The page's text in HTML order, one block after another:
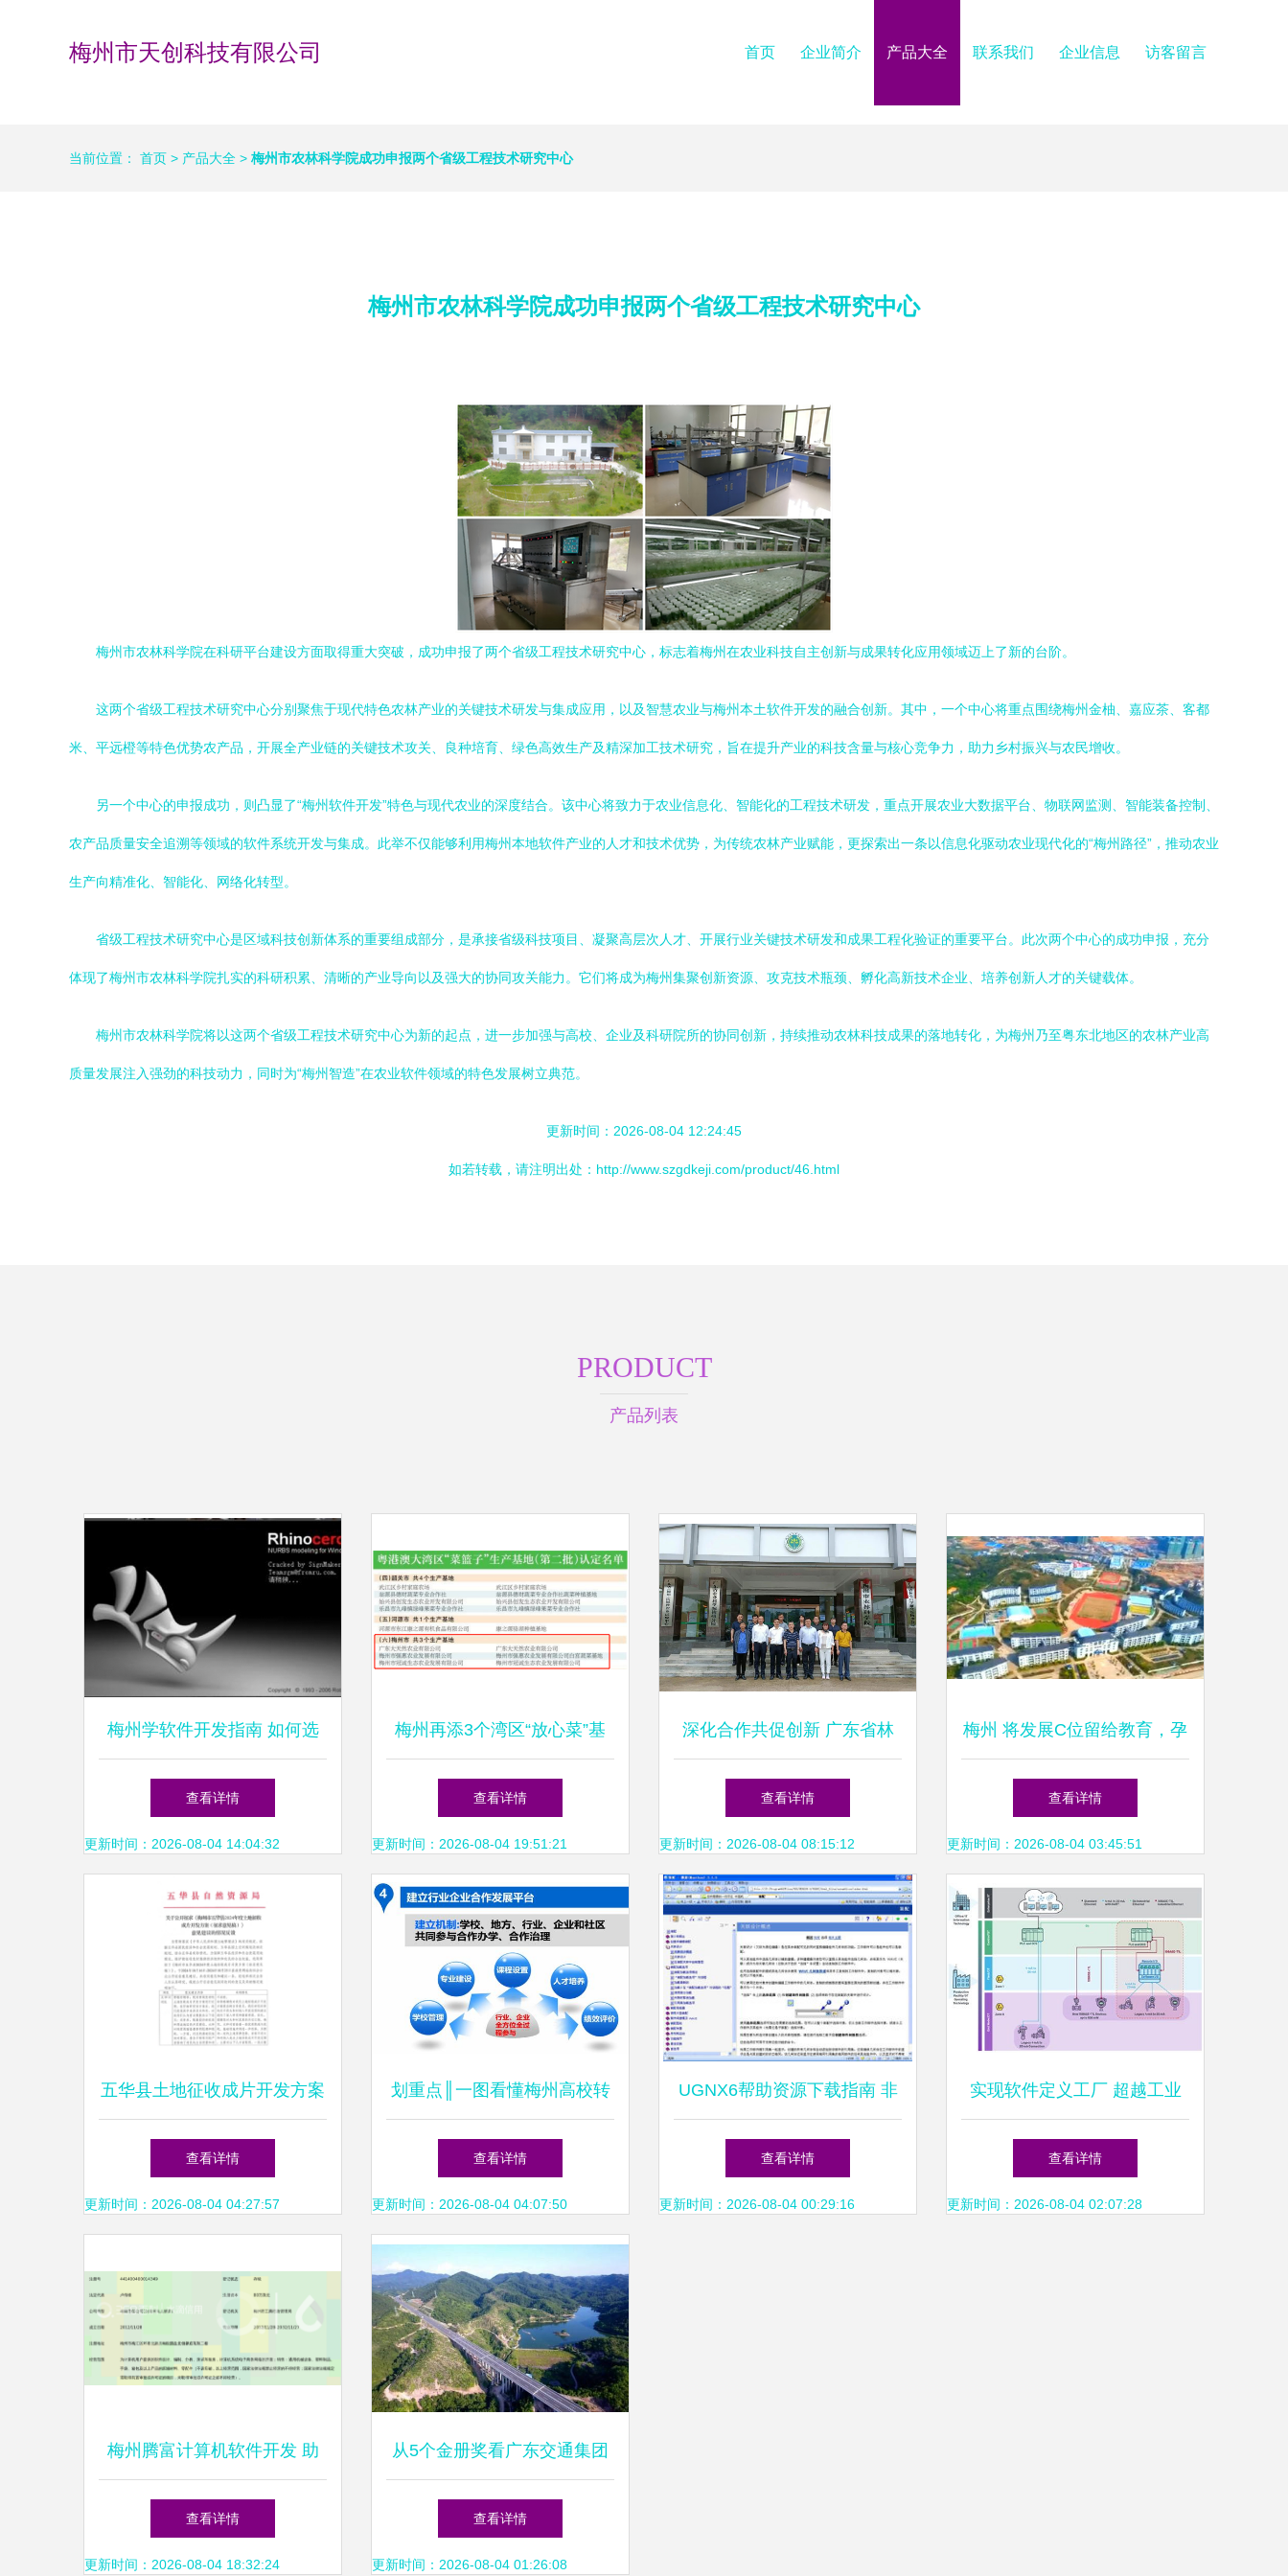
梅州市天创科技有限公司 首页 企业简介 产品大全 联系我们 企业信息 访客留言
当前位置： 首页 > 产品大全 > 梅州市农林科学院成功申报两个省级工程技术研究中心
梅州市农林科学院成功申报两个省级工程技术研究中心
梅州市农林科学院在科研平台建设方面取得重大突破，成功申报了两个省级工程技术研究中心，标志着梅州在农业科技自主创新与成果转化应用领域迈上了新的台阶。
这两个省级工程技术研究中心分别聚焦于现代特色农林产业的关键技术研发与集成应用，以及智慧农业与梅州本土软件开发的融合创新。其中，一个中心将重点围绕梅州金柚、嘉应茶、客都
米、平远橙等特色优势农产品，开展全产业链的关键技术攻关、良种培育、绿色高效生产及精深加工技术研究，旨在提升产业的科技含量与核心竞争力，助力乡村振兴与农民增收。
另一个中心的申报成功，则凸显了“梅州软件开发”特色与现代农业的深度结合。该中心将致力于农业信息化、智能化的工程技术研发，重点开展农业大数据平台、物联网监测、智能装备控制、
农产品质量安全追溯等领域的软件系统开发与集成。此举不仅能够利用梅州本地软件产业的人才和技术优势，为传统农林产业赋能，更探索出一条以信息化驱动农业现代化的“梅州路径”，推动农业
生产向精准化、智能化、网络化转型。
省级工程技术研究中心是区域科技创新体系的重要组成部分，是承接省级科技项目、凝聚高层次人才、开展行业关键技术研发和成果工程化验证的重要平台。此次两个中心的成功申报，充分
体现了梅州市农林科学院扎实的科研积累、清晰的产业导向以及强大的协同攻关能力。它们将成为梅州集聚创新资源、攻克技术瓶颈、孵化高新技术企业、培养创新人才的关键载体。
梅州市农林科学院将以这两个省级工程技术研究中心为新的起点，进一步加强与高校、企业及科研院所的协同创新，持续推动农林科技成果的落地转化，为梅州乃至粤东北地区的农林产业高
质量发展注入强劲的科技动力，同时为“梅州智造”在农业软件领域的特色发展树立典范。
更新时间：2026-08-04 12:24:45
如若转载，请注明出处：http://www.szgdkeji.com/product/46.html
PRODUCT
产品列表
梅州学软件开发指南 如何选
择APP开发培训？
查看详情
更新时间：2026-08-04 14:04:32
梅州再添3个湾区“放心菜”基
地，总数达11家助力食品安全
查看详情
更新时间：2026-08-04 19:51:21
深化合作共促创新 广东省林
业科学研究院李小川院长一行
赴梅州市农林科学院调研座谈
查看详情
更新时间：2026-08-04 08:15:12
梅州 将发展C位留给教育，孕
育腾飞新引擎
查看详情
更新时间：2026-08-04 03:45:51
五华县土地征收成片开发方案
征求意见反馈情况公布
查看详情
更新时间：2026-08-04 04:27:57
划重点║一图看懂梅州高校转
型发展中的软件开发契机
查看详情
更新时间：2026-08-04 04:07:50
UGNX6帮助资源下载指南 非
精品不发，CAD学习交流区的
必备干货
查看详情
更新时间：2026-08-04 00:29:16
实现软件定义工厂 超越工业
4.0 从恩智浦NAFE可配置模
拟前端起步
查看详情
更新时间：2026-08-04 02:07:28
梅州腾富计算机软件开发 助
力梅州数字化转型的科技先锋
查看详情
更新时间：2026-08-04 18:32:24
从5个金册奖看广东交通集团
的智慧创新｜梅州软件开发引
领国企数字化转型
查看详情
更新时间：2026-08-04 01:26:08